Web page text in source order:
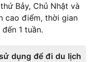
Bảy, Chủ Nhật và
cao điểm, thời gian
1 tuần.
dụng để đi du lịch